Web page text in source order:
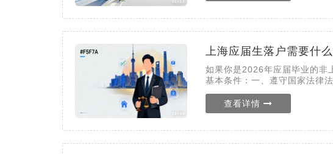
上海应届生落户需要什
如果你是2026年应届毕业的非
基本条件：一、遵守国家法律
查看详情